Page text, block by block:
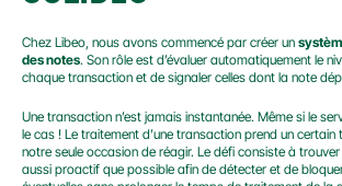
Chez Libeo, nous avons commencé par créer un
des notes. Son rôle est d’évaluer automatiquement le
chaque transaction et de signaler celles dont la note
Une transaction n’est jamais instantanée. Même si le
le cas ! Le traitement d’une transaction prend un
notre seule occasion de réagir. Le défi consiste à
aussi proactif que possible afin de détecter et de